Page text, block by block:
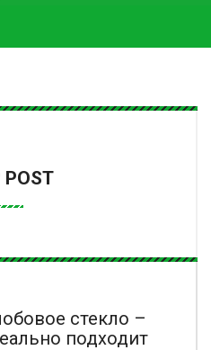
POST
стекло –
подходит